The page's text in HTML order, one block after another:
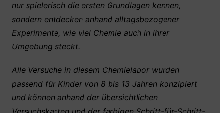
nur spielerisch die ersten Grundlagen kennen,
sondern entdecken anhand alltagsbezogener
Experimente, wie viel Chemie auch in ihrer
Umgebung steckt.
Alle Versuche in diesem Chemielabor wurden
passend für Kinder von 8 bis 13 Jahren konzipiert
und können anhand der übersichtlichen